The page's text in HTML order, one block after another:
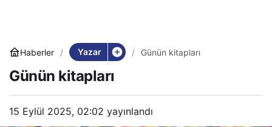
Haberler Yazar Günün kitapları
Günün kitapları
15 Eylül 2025, 02:02 yayınlandı